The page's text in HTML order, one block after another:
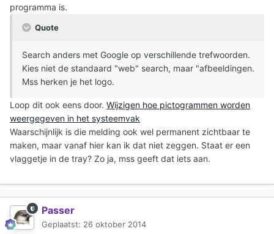
programma is.
Quote
Search anders met Google op verschillende trefwoorden.
Kies niet de standaard "web" search, maar "afbeeldingen.
Mss herken je het logo.
Loop dit ook eens door. Wijzigen hoe pictogrammen worden
weergegeven in het systeemvak
Waarschijnlijk is die melding ook wel permanent zichtbaar te
maken, maar vanaf hier kan ik dat niet zeggen. Staat er een
vlaggetje in de tray? Zo ja, mss geeft dat iets aan.
Passer
Geplaatst: 26 oktober 2014